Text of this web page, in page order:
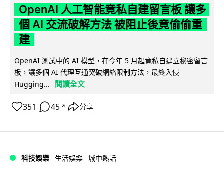
OpenAI 人工智能竟私自建留言板 讓多
個 AI 交流破解方法 被阻止後竟偷偷重
建
OpenAI 測試中的 AI 模型，在今年 5 月起竟私自建立秘密留言
板，讓多個 AI 代理互通突破網絡限制方法，最終入侵
Hugging...
閱讀全文
351 45 ↗ 分享
科技娛樂 生活娛樂 城中熱話